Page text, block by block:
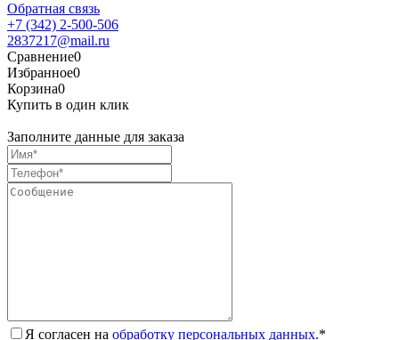
Обратная связь
+7 (342) 2-500-506
2837217@mail.ru
Сравнение0
Избранное0
Корзина0
Купить в один клик
Заполните данные для заказа
Я согласен на обработку персональных данных.*